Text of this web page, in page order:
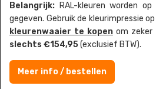
Belangrijk: RAL-kleuren worden
gegeven. Gebruik de kleur­impressie
kleuren­waaier te kopenom zeker
slechts €154,95(exclusief BTW).
Meer info / bestellen